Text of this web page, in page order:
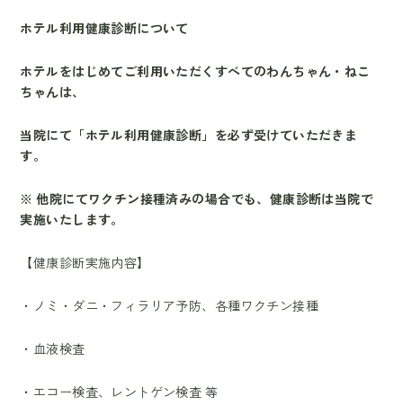
ホテル利用健康診断について
ホテルをはじめてご利用いただくすべてのわんちゃん・ねこ
ちゃんは、
当院にて「ホテル利用健康診断」を必ず受けていただきま
す。
※ 他院にてワクチン接種済みの場合でも、健康診断は当院で
実施いたします。
【健康診断実施内容】
・ノミ・ダニ・フィラリア予防、各種ワクチン接種
・血液検査
・エコー検査、レントゲン検査 等